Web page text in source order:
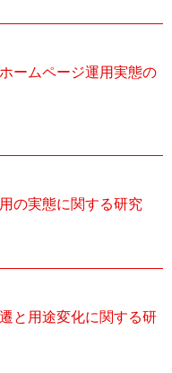
ームページ運用実態の
の実態に関する研究
と用途変化に関する研